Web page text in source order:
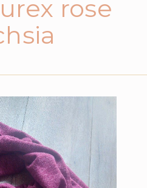
rose